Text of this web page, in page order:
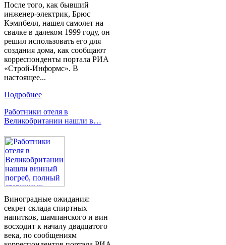
После того, как бывший
инженер-электрик, Брюс
Кэмпбелл, нашел самолет на
свалке в далеком 1999 году, он
решил использовать его для
создания дома, как сообщают
корреспонденты портала РИА
«Строй-Информс». В
настоящее...
Подробнее
Работники отеля в
Великобритании нашли в…
Виноградные ожидания:
секрет склада спиртных
напитков, шампанского и вин
восходит к началу двадцатого
века, по сообщениям